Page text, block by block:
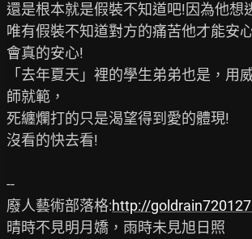
還是根本就是假裝不知道吧!因為他想
唯有假裝不知道對方的痛苦他才能安
會真的安心!
「去年夏天」裡的學生弟弟也是，用
師就範，
死纏爛打的只是渴望得到愛的體現!
沒看的快去看!
--
廢人藝術部落格:http://
晴時不見明月嬌，雨時未見旭日照